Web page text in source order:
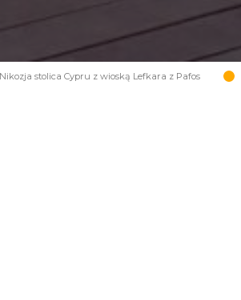
stolica Cypru z wioską Lefkara z Pafos